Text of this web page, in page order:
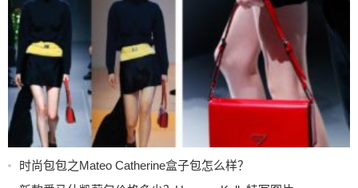
时尚包包之Mateo Catherine盒子包怎么样？